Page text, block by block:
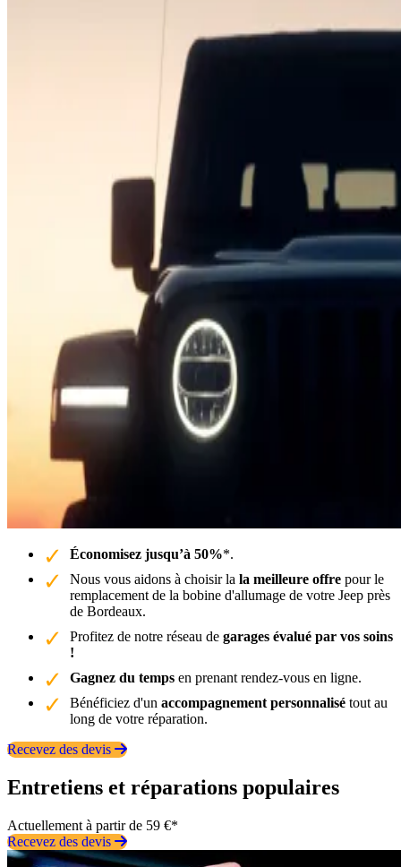
Économisez jusqu’à 50%*.
Nous vous aidons à choisir la la meilleure offre pour le
remplacement de la bobine d'allumage de votre Jeep près
de Bordeaux.
Profitez de notre réseau de garages évalué par vos soins
!
Gagnez du temps en prenant rendez-vous en ligne.
Bénéficiez d'un accompagnement personnalisé tout au
long de votre réparation.
Recevez des devis
Entretiens et réparations populaires
Actuellement à partir de 59 €*
Recevez des devis